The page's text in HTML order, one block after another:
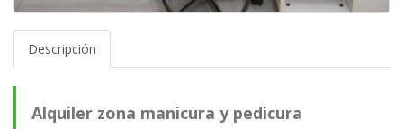
Descripción
Alquiler zona manicura y pedicura